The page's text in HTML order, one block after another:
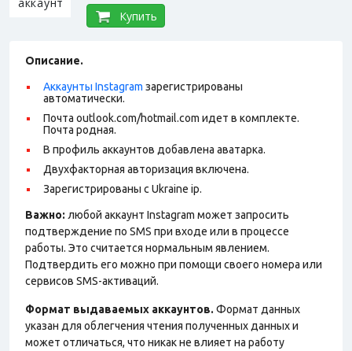
Купить
Описание.
Аккаунты Instagram зарегистрированы
автоматически.
Почта outlook.com/hotmail.com идет в комплекте.
Почта родная.
В профиль аккаунтов добавлена аватарка.
Двухфакторная авторизация включена.
Зарегистрированы с Ukraine ip.
Важно: любой аккаунт Instagram может запросить
подтверждение по SMS при входе или в процессе
работы. Это считается нормальным явлением.
Подтвердить его можно при помощи своего номера или
сервисов SMS-активаций.
Формат выдаваемых аккаунтов. Формат данных
указан для облегчения чтения полученных данных и
может отличаться, что никак не влияет на работу